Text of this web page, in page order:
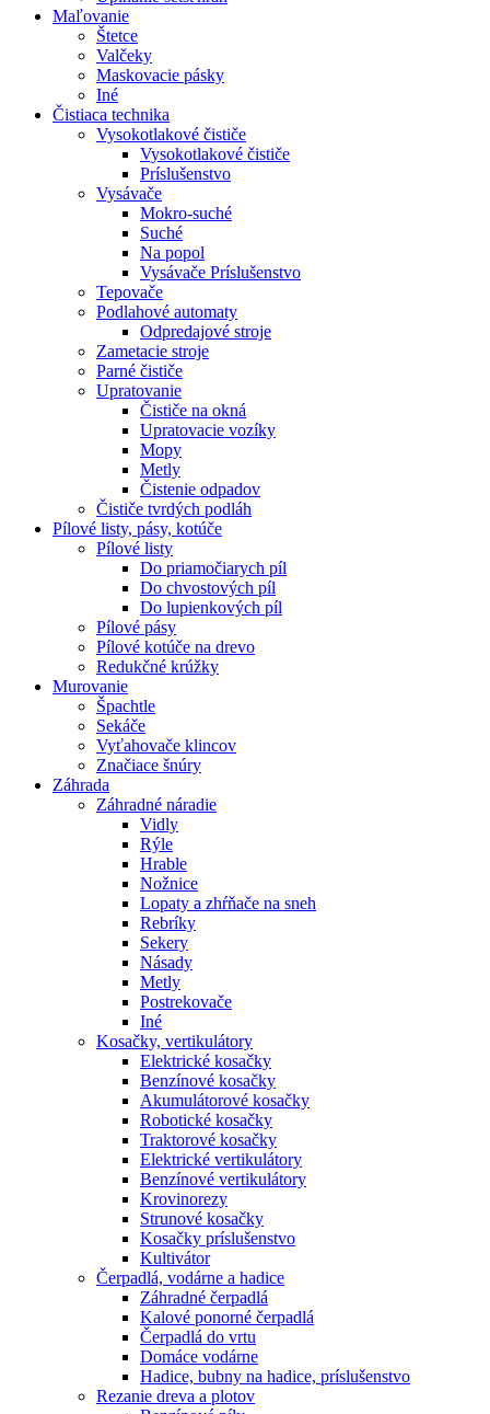
Maľovanie
Štetce
Valčeky
Maskovacie pásky
Iné
Čistiaca technika
Vysokotlakové čističe
Vysokotlakové čističe
Príslušenstvo
Vysávače
Mokro-suché
Suché
Na popol
Vysávače Príslušenstvo
Tepovače
Podlahové automaty
Odpredajové stroje
Zametacie stroje
Parné čističe
Upratovanie
Čističe na okná
Upratovacie vozíky
Mopy
Metly
Čistenie odpadov
Čističe tvrdých podláh
Pílové listy, pásy, kotúče
Pílové listy
Do priamočiarych píl
Do chvostových píl
Do lupienkových píl
Pílové pásy
Pílové kotúče na drevo
Redukčné krúžky
Murovanie
Špachtle
Sekáče
Vyťahovače klincov
Značiace šnúry
Záhrada
Záhradné náradie
Vidly
Rýle
Hrable
Nožnice
Lopaty a zhŕňače na sneh
Rebríky
Sekery
Násady
Metly
Postrekovače
Iné
Kosačky, vertikulátory
Elektrické kosačky
Benzínové kosačky
Akumulátorové kosačky
Robotické kosačky
Traktorové kosačky
Elektrické vertikulátory
Benzínové vertikulátory
Krovinorezy
Strunové kosačky
Kosačky príslušenstvo
Kultivátor
Čerpadlá, vodárne a hadice
Záhradné čerpadlá
Kalové ponorné čerpadlá
Čerpadlá do vrtu
Domáce vodárne
Hadice, bubny na hadice, príslušenstvo
Rezanie dreva a plotov